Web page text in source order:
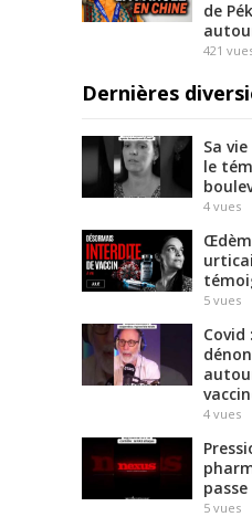
de
421
Dernières
Sa
le
4 vues
5 vues
Covid
4 vues
5 vues